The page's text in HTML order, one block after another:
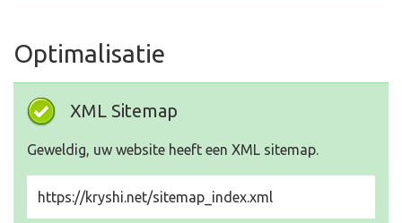
Optimalisatie
XML Sitemap
Geweldig, uw website heeft een XML sitemap.
https://kryshi.net/sitemap_index.xml